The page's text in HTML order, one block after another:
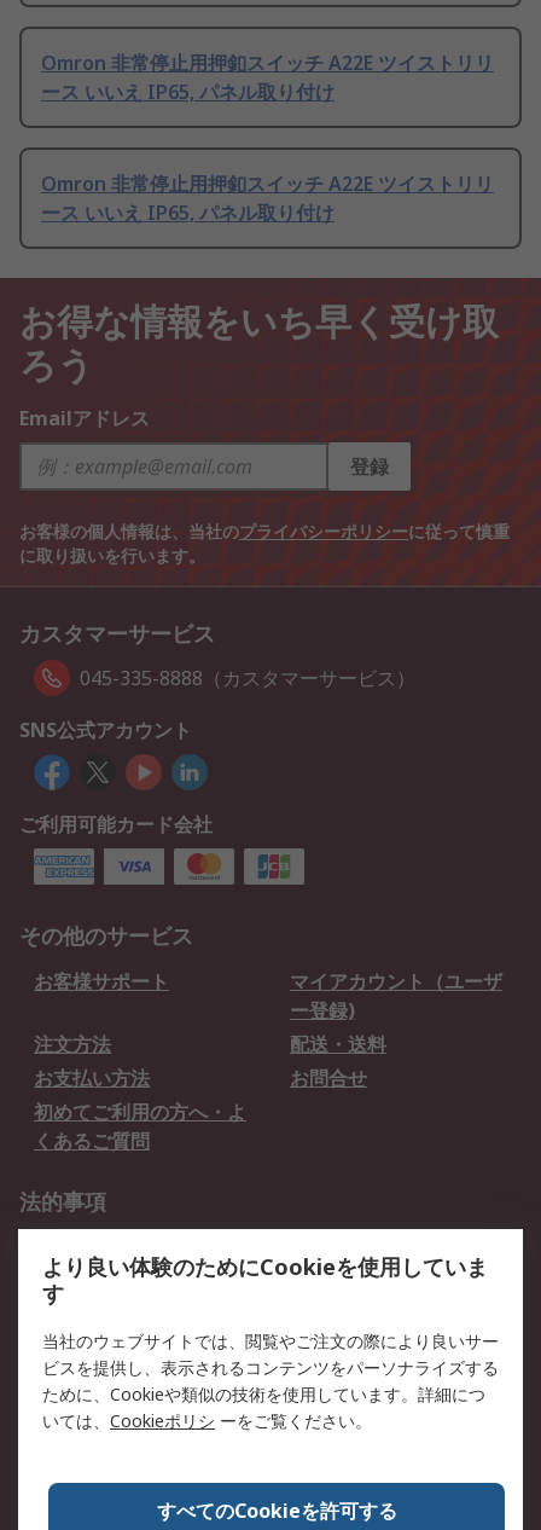
Omron 非常停止用押釦スイッチ A22E ツイストリリ
ース いいえ IP65, パネル取り付け
Omron 非常停止用押釦スイッチ A22E ツイストリリ
ース いいえ IP65, パネル取り付け
お得な情報をいち早く受け取
ろう
Emailアドレス
登録
お客様の個人情報は、当社のプライバシーポリシーに従って慎重
に取り扱いを行います。
カスタマーサービス
045-335-8888（カスタマーサービス）
SNS公式アカウント
ご利用可能カード会社
その他のサービス
お客様サポート
マイアカウント（ユーザ
ー登録)
注文方法
配送・送料
お支払い方法
お問合せ
初めてご利用の方へ・よ
くあるご質問
法的事項
クッキーポリシー
RSについて
会社概要
採用情報
プレスリリース＆お知ら
コーポレートサイト
全世界のRS
RSの歴史
ESGへの取り組み（英語）
認証について
より良い体験のためにCookieを使用していま
す
当社のウェブサイトでは、閲覧やご注文の際により良いサー
ビスを提供し、表示されるコンテンツをパーソナライズする
ために、Cookieや類似の技術を使用しています。詳細につ
いては、 Cookieポリシ ーをご覧ください。
すべてのCookieを許可する